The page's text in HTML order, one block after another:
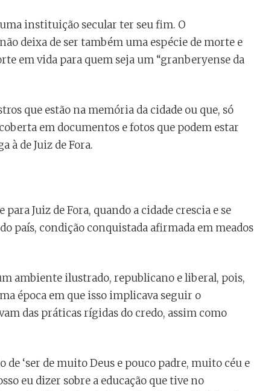
instituição secular ter seu fim. O
deixa de ser também uma espécie de morte e
em vida para quem seja um “granberyense da
que estão na memória da cidade ou que, só
em documentos e fotos que podem estar
à de Juiz de Fora.
Juiz de Fora, quando a cidade crescia e se
país, condição conquistada afirmada em meados
ambiente ilustrado, republicano e liberal, pois,
época em que isso implicava seguir o
das práticas rígidas do credo, assim como
‘ser de muito Deus e pouco padre, muito céu e
eu dizer sobre a educação que tive no